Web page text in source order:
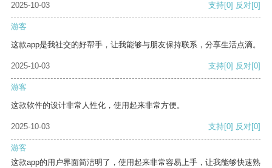
2025-10-03 支持[0] 反对[0]
游客
这款app是我社交的好帮手，让我能够与朋友保持联系，分享生活点滴。
2025-10-03 支持[0] 反对[0]
游客
这款软件的设计非常人性化，使用起来非常方便。
2025-10-03 支持[0] 反对[0]
游客
这款app的用户界面简洁明了，使用起来非常容易上手，让我能够快速熟